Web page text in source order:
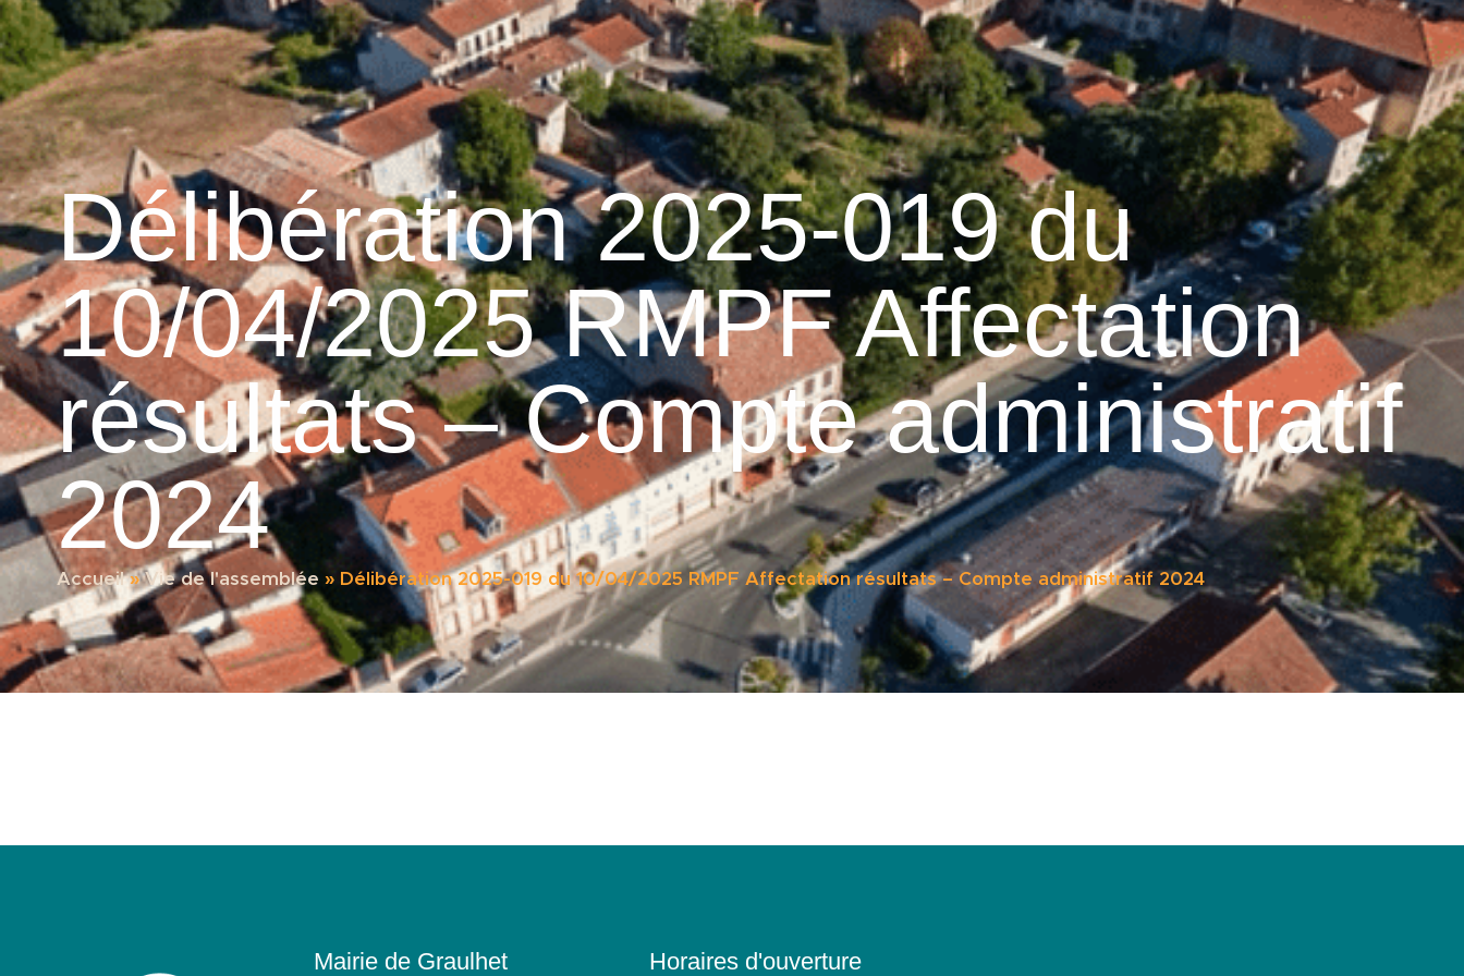
principal
Graulhet et le cuir Accueil Découvrir Graulhet Vie municipale Graulhet au quotidien Services pratiques 26 °C
Délibération 2025-019 du
10/04/2025 RMPF Affectation
résultats – Compte administratif
2024
Accueil»Vie de l'assemblée » Délibération 2025-019 du 10/04/2025 RMPF Affectation résultats – Compte administratif 2024
Mairie de Graulhet Horaires d'ouverture